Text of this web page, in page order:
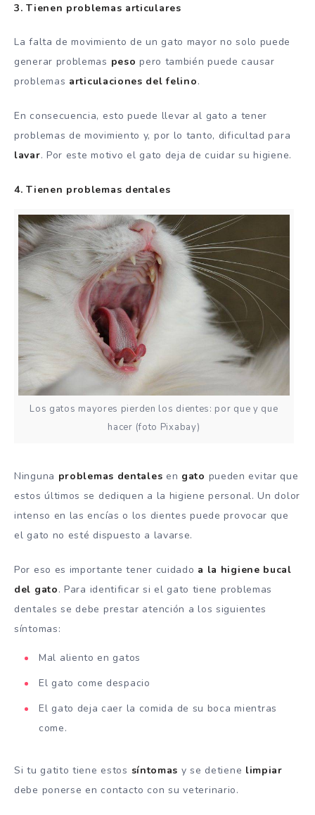
3. Tienen problemas articulares
La falta de movimiento de un gato mayor no solo puede
generar problemas peso pero también puede causar
problemas articulaciones del felino.
En consecuencia, esto puede llevar al gato a tener
problemas de movimiento y, por lo tanto, dificultad para
lavar. Por este motivo el gato deja de cuidar su higiene.
4. Tienen problemas dentales
Los gatos mayores pierden los dientes: por que y que
hacer (foto Pixabay)
Ninguna problemas dentales en gato pueden evitar que
estos últimos se dediquen a la higiene personal. Un dolor
intenso en las encías o los dientes puede provocar que
el gato no esté dispuesto a lavarse.
Por eso es importante tener cuidado a la higiene bucal
del gato. Para identificar si el gato tiene problemas
dentales se debe prestar atención a los siguientes
síntomas:
Mal aliento en gatos
El gato come despacio
El gato deja caer la comida de su boca mientras
come.
Si tu gatito tiene estos síntomas y se detiene limpiar
debe ponerse en contacto con su veterinario.